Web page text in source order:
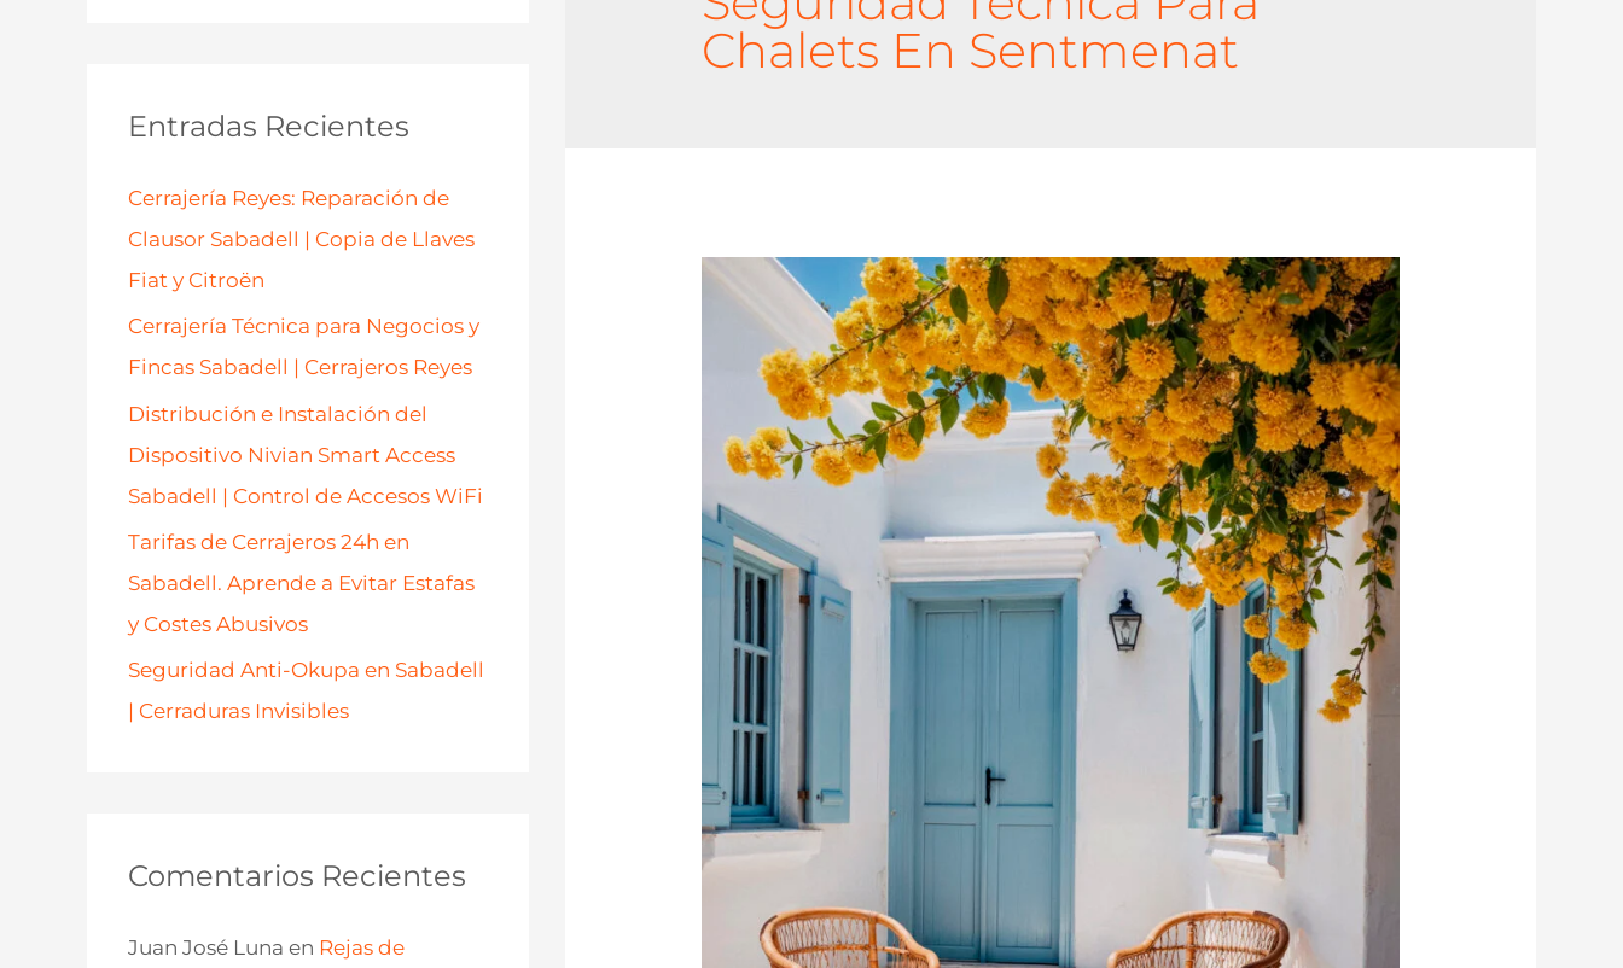
rEntradas Recientes
Cerrajería Reyes: Reparación de
Clausor Sabadell | Copia de Llaves
Fiat y Citroën
Cerrajería Técnica para Negocios y
Fincas Sabadell | Cerrajeros Reyes
Distribución e Instalación del
Dispositivo Nivian Smart Access
Sabadell | Control de Accesos WiFi
Tarifas de Cerrajeros 24h en
Sabadell. Aprende a Evitar Estafas
y Costes Abusivos
Seguridad Anti-Okupa en Sabadell
| Cerraduras Invisibles
Comentarios Recientes
Juan José Luna en Rejas de
Chalets En Sentmenat